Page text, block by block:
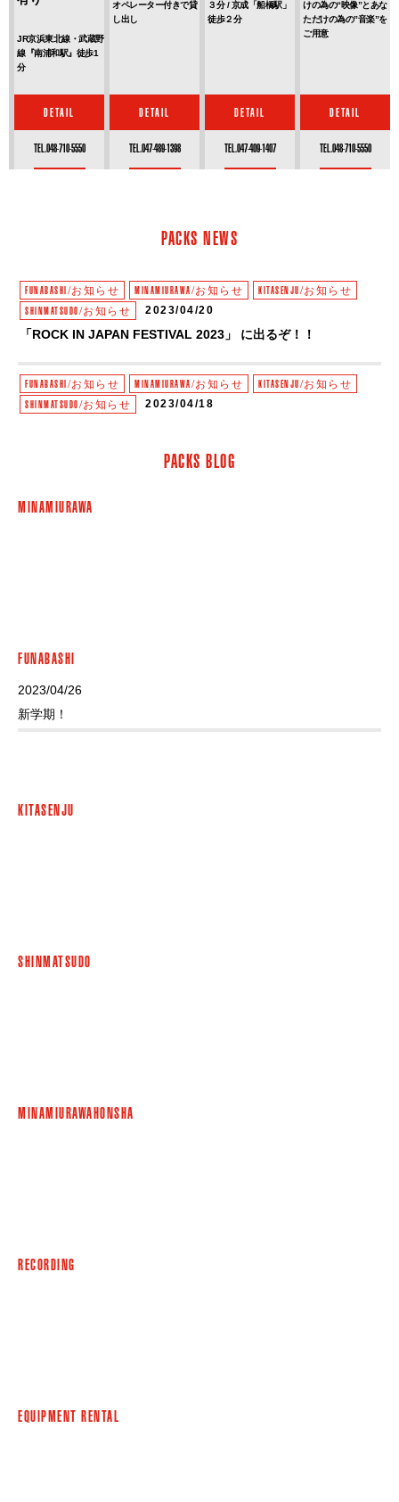
JR京浜東北線・武蔵野
線『南浦和駅』徒歩1
分
DETAIL
TEL.048-710-5550
オペレーター付きで貸
し出し
DETAIL
TEL.047-489-1398
３分 / 京成「船橋駅」
徒歩２分
DETAIL
TEL.047-409-1407
けの為の“映像”とあな
ただけの為の”音楽”を
ご用意
DETAIL
TEL.048-710-5550
PACKS NEWS
FUNABASHI/お知らせ MINAMIURAWA/お知らせ
KITASENJU/お知らせ
SHINMATSUDO/お知らせ
2023/04/20
「ROCK IN JAPAN FESTIVAL 2023」 に出るぞ！！
FUNABASHI/お知らせ MINAMIURAWA/お知らせ
KITASENJU/お知らせ
SHINMATSUDO/お知らせ
2023/04/18
PACKS BLOG
MINAMIURAWA
FUNABASHI
2023/04/26
新学期！
KITASENJU
SHINMATSUDO
MINAMIURAWAHONSHA
RECORDING
EQUIPMENT RENTAL